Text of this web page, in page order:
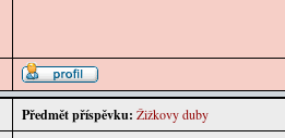
Předmět příspěvku: Žižkovy duby